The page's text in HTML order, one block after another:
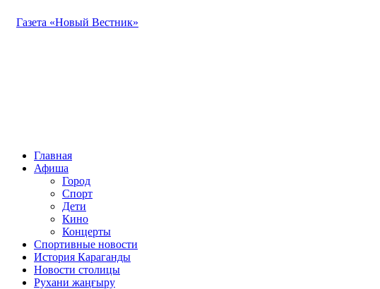
Газета «Новый Вестник»
Главная
Афиша
Город
Спорт
Дети
Кино
Концерты
Спортивные новости
История Караганды
Новости столицы
Рухани жаңғыру